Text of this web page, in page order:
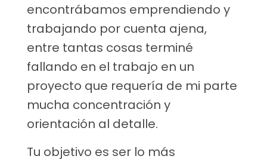
encontrábamos emprendiendo y
trabajando por cuenta ajena,
entre tantas cosas terminé
fallando en el trabajo en un
proyecto que requería de mi parte
mucha concentración y
orientación al detalle.
Tu objetivo es ser lo más